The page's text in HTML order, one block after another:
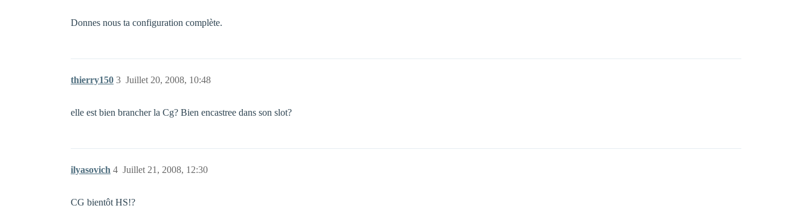
Donnes nous ta configuration complète.
thierry150 Juillet 20, 2008, 10:48
3
elle est bien brancher la Cg? Bien encastree dans son slot?
ilyasovich Juillet 21, 2008, 12:30
4
CG bientôt HS!?